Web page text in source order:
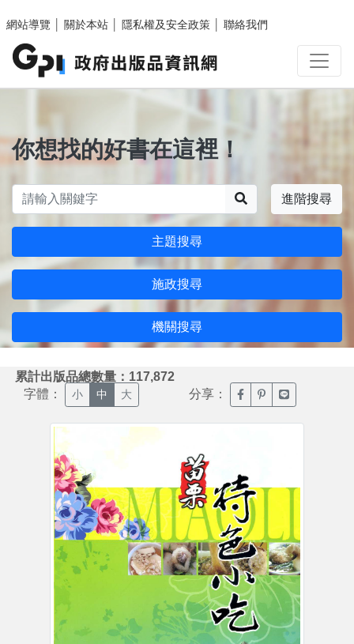
網站導覽
關於本站 隱私權及安全政策 聯絡我們
你想找的好書在這裡！
進階搜尋
主題搜尋
施政搜尋
機關搜尋
累計出版品總數量：117,872
字體： 小 中 大 分享： 臉書分享(另開新視窗)
噗浪分享(另開新
Line分享(另